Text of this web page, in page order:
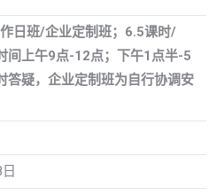
日班/企业定制班； 6.5课时/
间上午9点-12点；下午1 点半-5
答疑，企业定制班为自行协调安